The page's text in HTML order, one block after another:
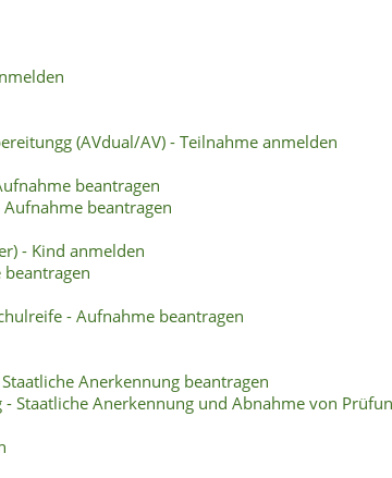
(AVdual/AV) - Teilnahme anmelden
beantragen
beantragen
- Kind anmelden
- Aufnahme beantragen
Anerkennung beantragen
Staatliche Anerkennung und Abnahme von